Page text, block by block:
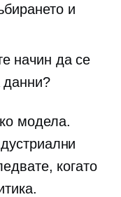
и
начин да се
данни?
модела.
когато